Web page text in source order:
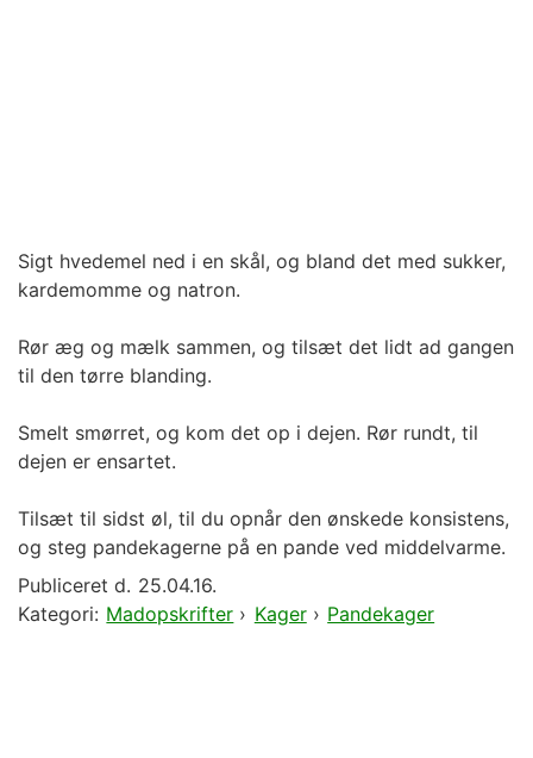
Sigt hvedemel ned i en skål, og bland det med sukker,
kardemomme og natron.
Rør æg og mælk sammen, og tilsæt det lidt ad gangen
til den tørre blanding.
Smelt smørret, og kom det op i dejen. Rør rundt, til
dejen er ensartet.
Tilsæt til sidst øl, til du opnår den ønskede konsistens,
og steg pandekagerne på en pande ved middelvarme.
Publiceret d. 25.04.16.
Kategori: Madopskrifter › Kager› Pandekager